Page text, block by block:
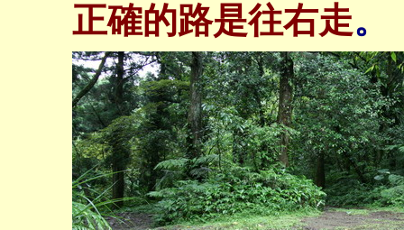
正確的路是往右走。